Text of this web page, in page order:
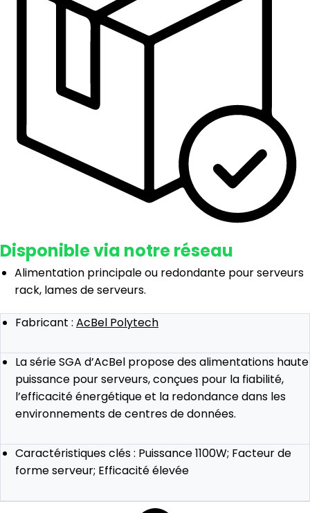
Disponible via notre réseau
Alimentation principale ou redondante pour serveurs
rack, lames de serveurs.
Fabricant : AcBel Polytech
La série SGA d’AcBel propose des alimentations haute
puissance pour serveurs, conçues pour la fiabilité,
l’efficacité énergétique et la redondance dans les
environnements de centres de données.
Caractéristiques clés : Puissance 1100W; Facteur de
forme serveur; Efficacité élevée